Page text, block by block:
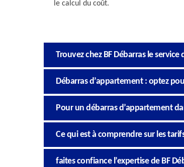
le calcul du coût.
Trouvez chez BF Débarras le
Débarras d’appartement : optez
Pour un débarras d’appartement
Ce qui est à comprendre sur les
faites confiance l’expertise de BF